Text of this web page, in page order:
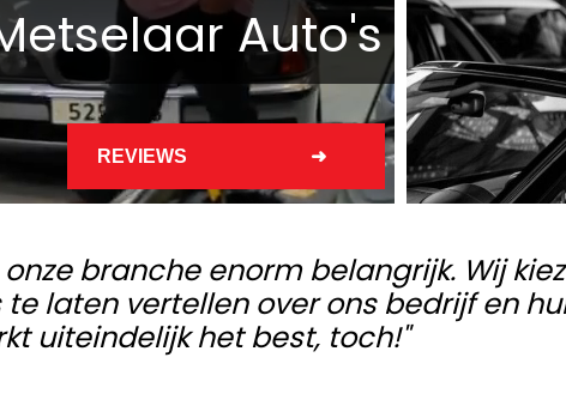
Auto's
REVIEWS
branche enorm belangrijk. Wij
laten vertellen over ons bedrijf en
uiteindelijk het best, toch!"